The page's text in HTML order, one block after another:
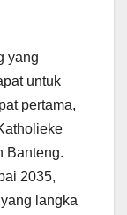
yang
untuk
pertama,
Banteng.
2035,
langka